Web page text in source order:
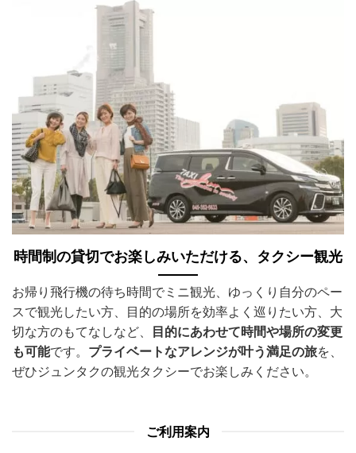
時間制の貸切でお楽しみいただける、タクシー観光
お帰り飛行機の待ち時間でミニ観光、ゆっくり自分のペー
スで観光したい方、目的の場所を効率よく巡りたい方、大
切な方のもてなしなど、
目的にあわせて時間や場所の変更
も可能です。 プライベートなアレンジが叶う満足の旅を、
ぜひジュンタクの観光タクシーでお楽しみください。
ご利用案内